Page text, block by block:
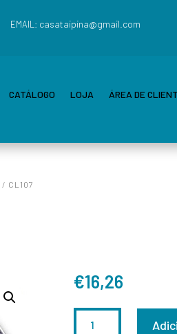
EMAIL: casataipina@gmail.com
CATÁLOGO LOJA ÁREA DE
/ CL107
€16,26
QUANTIDADE